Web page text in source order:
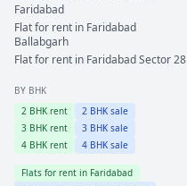
Faridabad
Flat for rent in Faridabad
Ballabgarh
Flat for rent in FaridabadSector 28
BY BHK
2 BHK rent 2 BHK sale
3 BHK rent 3 BHK sale
4 BHK rent 4 BHK sale
Flats for rent in Faridabad